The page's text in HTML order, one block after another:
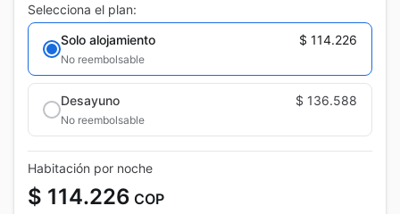
Selecciona el plan:
Solo alojamiento
$ 114.226
No reembolsable
Desayuno $ 136.588
No reembolsable
Habitación por noche
$ 114.226 COP